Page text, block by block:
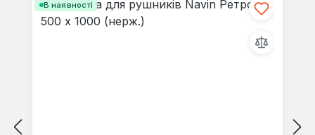
В наявності